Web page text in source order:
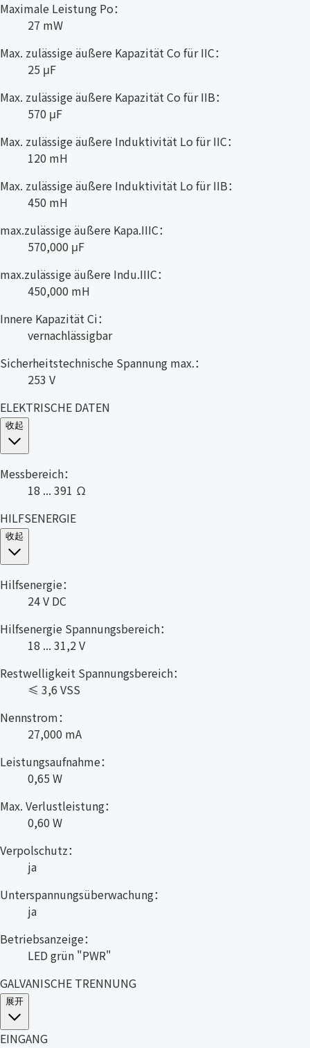
Maximale Leistung Po：
27 mW
Max. zulässige äußere Kapazität Co für IIC：
25 μF
Max. zulässige äußere Kapazität Co für IIB：
570 μF
Max. zulässige äußere Induktivität Lo für IIC：
120 mH
Max. zulässige äußere Induktivität Lo für IIB：
450 mH
max.zulässige äußere Kapa.IIIC：
570,000 μF
max.zulässige äußere Indu.IIIC：
450,000 mH
Innere Kapazität Ci：
vernachlässigbar
Sicherheitstechnische Spannung max.：
253 V
ELEKTRISCHE DATEN
收起
Messbereich：
18 ... 391 Ω
HILFSENERGIE
收起
Hilfsenergie：
24 V DC
Hilfsenergie Spannungsbereich：
18 ... 31,2 V
Restwelligkeit Spannungsbereich：
≤ 3,6 VSS
Nennstrom：
27,000 mA
Leistungsaufnahme：
0,65 W
Max. Verlustleistung：
0,60 W
Verpolschutz：
ja
Unterspannungsüberwachung：
ja
Betriebsanzeige：
LED grün "PWR"
GALVANISCHE TRENNUNG
展开
EINGANG